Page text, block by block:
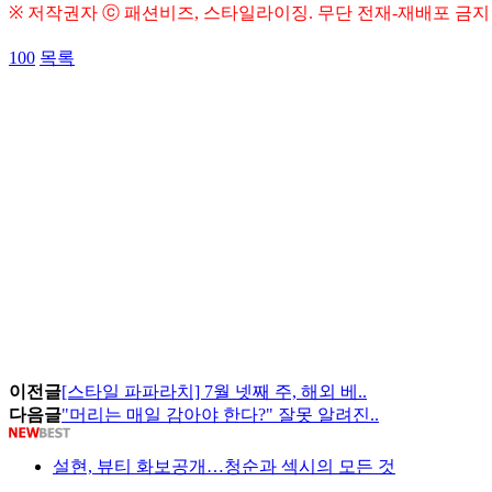
※ 저작권자 ⓒ 패션비즈, 스타일라이징. 무단 전재-재배포 금지
100 목록
이전글[스타일 파파라치] 7월 넷째 주, 해외 베..
다음글"머리는 매일 감아야 한다?" 잘못 알려진..
설현, 뷰티 화보공개…청순과 섹시의 모든 것